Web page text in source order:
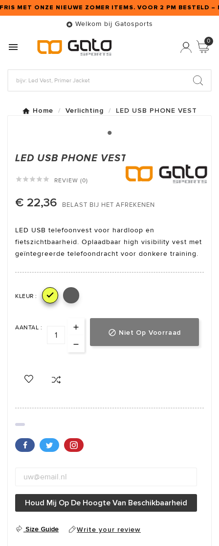
MET ONZE NIEUWE ZOMER ITEMS. VOOR 2 PM BESTELD –
 Welkom bij Gatosports

0
Home Verlichting LED USB PHONE VEST
LED USB PHONE VEST
     REVIEW (0)
€ 22,36 BELAST BIJ HET AFREKENEN
LED USB telefoonvest voor hardloop en
fietszichtbaarheid. Oplaadbaar high visibility vest met
geïntegreerde telefoondracht voor donkere training.
KLEUR : 
AANTAL :
 Niet Op Voorraad
Houd Mij Op De Hoogte Van Beschikbaarheid
Size Guide Write your review